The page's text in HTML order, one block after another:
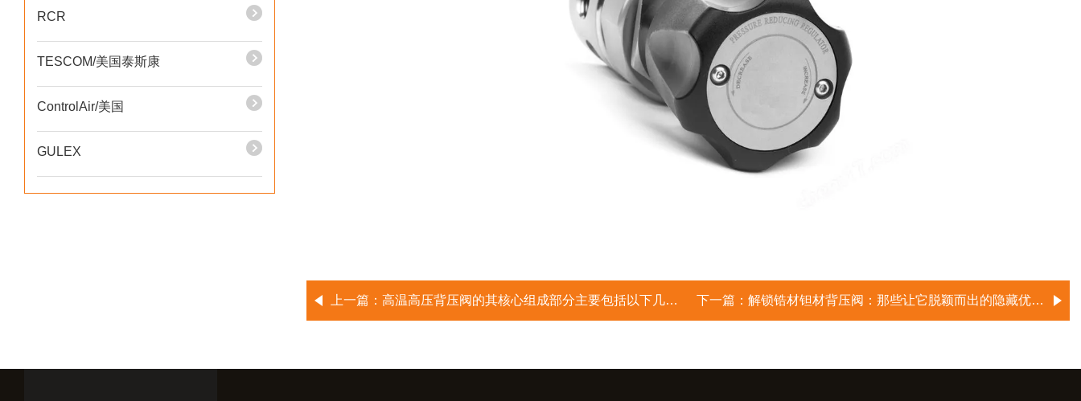
RCR
TESCOM/美国泰斯康
ControlAir/美国
GULEX
上一篇： 高温高压背压阀的其核心组成部分主要包括以下几个模块 下一篇： 解锁锆材钽材背压阀：那些让它脱颖而出的隐藏优点，一文说透